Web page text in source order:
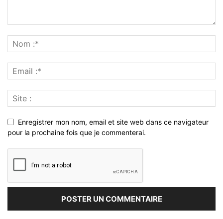
Enregistrer mon nom, email et site web dans ce navigateur
pour la prochaine fois que je commenterai.